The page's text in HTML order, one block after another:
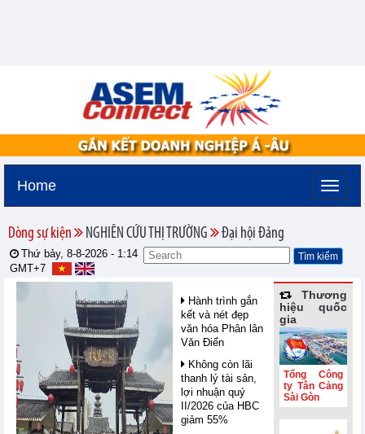
Home
Dòng sự kiện NGHIÊN CỨU THỊ TRƯỜNG Đại hội Đảng
Thứ bảy, 8-8-2026 - 1:14
GMT+7
Hành trình gắn
kết và nét đẹp
văn hóa Phân lân
Văn Điển
Không còn lãi
thanh lý tài sản,
lợi nhuận quý
II/2026 của HBC
giảm 55%
Thương
hiệu quốc
gia
Tổng Công
ty Tân Cảng
Sài Gòn